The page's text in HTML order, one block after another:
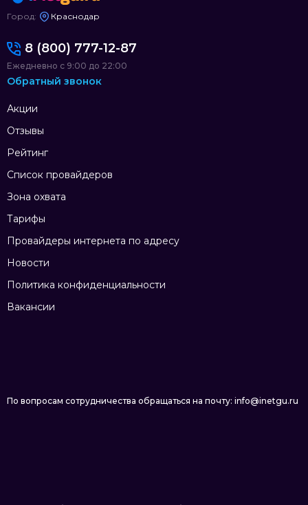
Город: Краснодар
Акции
Отзывы
Рейтинг
Список провайдеров
Зона охвата
Тарифы
Провайдеры интернета по адресу
Новости
Политика конфиденциальности
Вакансии
8 (800) 777-12-87
Ежедневно с 9:00 до 22:00
Обратный звонок
По вопросам сотрудничества обращаться на почту: info@inetgu.ru